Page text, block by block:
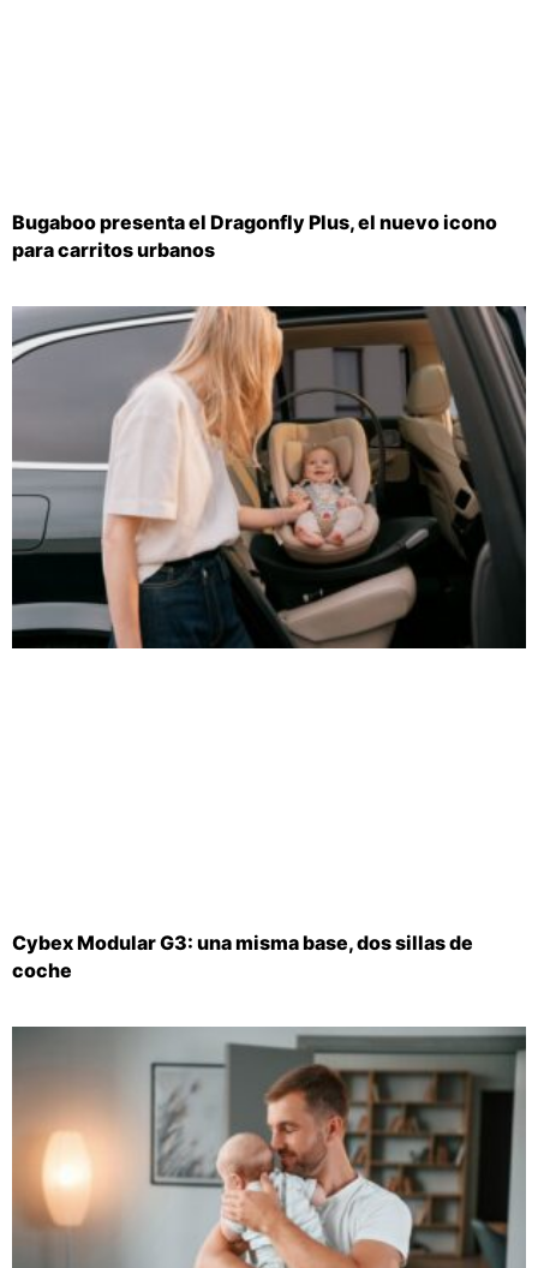
Bugaboo presenta el Dragonfly Plus, el nuevo icono
para carritos urbanos
Cybex Modular G3: una misma base, dos sillas de
coche